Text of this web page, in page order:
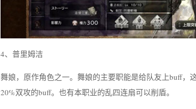
4、普里姆洁
舞娘，原作角色之一。舞娘的主要职能是给队友上buff，
20%双攻的buff。也有本职业的乱四连扇可以削盾。